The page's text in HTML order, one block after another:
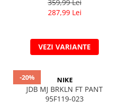
359,99 Lei
287,99 Lei
VEZI VARIANTE
-20% NIKE
JDB MJ BRKLN FT PANT
95F119-023